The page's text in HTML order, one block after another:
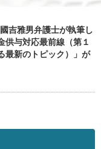
t
i
o
吉雅男弁護士が執筆し
供与対応最前線（第１
最新のトピック）」が